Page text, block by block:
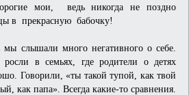
мои, ведь никогда не поздно
в прекрасную бабочку!
слышали много негативного о себе.
в семьях, где родители о детях
Говорили, «ты такой тупой, как твой
как папа». Всегда какие-то сравнения.